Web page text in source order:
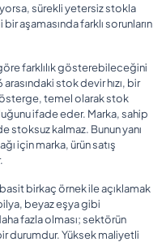
sürekli yetersiz stokla
aşamasında farklı sorunların
farklılık gösterebileceğini
stok devir hızı, bir
temel olarak stok
ifade eder. Marka, sahip
stoksuz kalmaz. Bunun yanı
için marka, ürün satış
birkaç örnek ile açıklamak
beyaz eşya gibi
fazla olması; sektörün
durumdur. Yüksek maliyetli